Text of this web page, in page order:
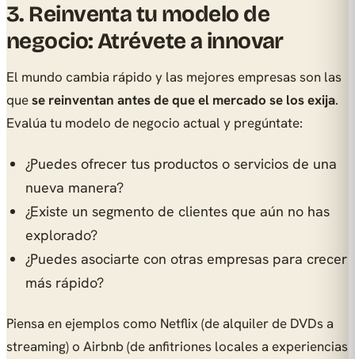
3. Reinventa tu modelo de
negocio: Atrévete a innovar
El mundo cambia rápido y las mejores empresas son las
quese reinventan antes de que el mercado se los exija.
Evalúa tu modelo de negocio actual y pregúntate:
¿Puedes ofrecer tus productos o servicios de una
nueva manera?
¿Existe un segmento de clientes que aún no has
explorado?
¿Puedes asociarte con otras empresas para crecer
más rápido?
Piensa en ejemplos como Netflix (de alquiler de DVDs a
streaming) o Airbnb (de anfitriones locales a experiencias